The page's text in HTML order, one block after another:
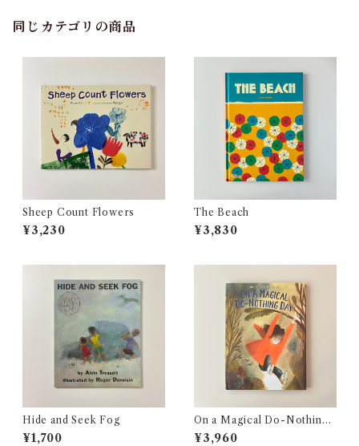
同じカテゴリの商品
Sheep Count Flowers
¥3,230
The Beach
¥3,830
Hide and Seek Fog
¥1,700
On a Magical Do-Nothing
Day
¥3,960